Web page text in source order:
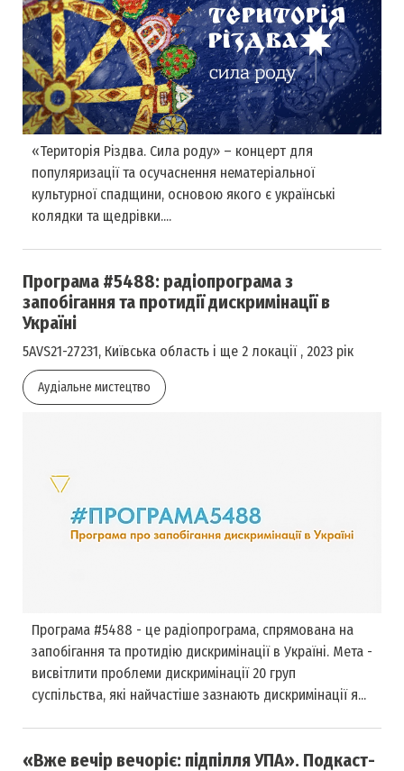
«Територія Різдва. Сила роду» – концерт для
популяризації та осучаснення нематеріальної
культурної спадщини, основою якого є українські
колядки та щедрівки....
Програма #5488: радіопрограма з
запобігання та протидії дискримінації в
Україні
5AVS21-27231, Київська область і ще 2 локації , 2023 рік
Аудіальне мистецтво
Програма #5488 - це радіопрограма, спрямована на
запобігання та протидію дискримінації в Україні. Мета -
висвітлити проблеми дискримінації 20 груп
суспільства, які найчастіше зазнають дискримінації я...
«Вже вечір вечоріє: підпілля УПА». Подкаст-